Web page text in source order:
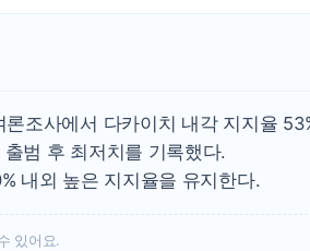
한상협, 업계 개인정보
트럼프, 쿡 연준 이사 해
유럽증시, 美 고용 예상
미 연준 매파 기세 꺾이
조사에서 다카이치 내각 지지율
범 후 최저치를 기록했다.
내외 높은 지지율을 유지한다.
있어요.